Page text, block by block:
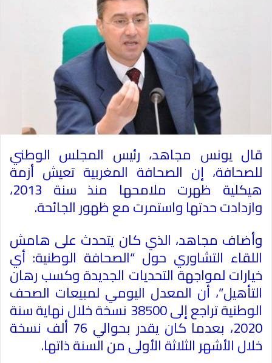
قال يونس مجاهد، رئيس المجلس الوطني
للصحافة، إن الصحافة المغربية تعيش أزمة
هيكلية ظهرت ملامحها منذ سنة 2013،
وازدادت حدتها واستمرت مع ظهور الجائحة.
وأضاف مجاهد، الذي كان يتحدث على هامش
اللقاء التشاوري حول “الصحافة الوطنية: أي
خيارات لمواجهة التحديات الجديدة وكسب رهان
التأهيل”، أن المعدل اليومي لمبيعات الصحف
الوطنية تراجع إلى 38500 نسخة خلال نهاية سنة
2020، بعدما كان يقدر بحوالي 76 ألف نسخة
خلال الأشهر الثلاثة الأولى من السنة ذاتها.